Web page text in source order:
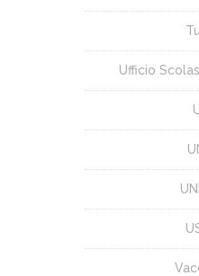
Ufficio